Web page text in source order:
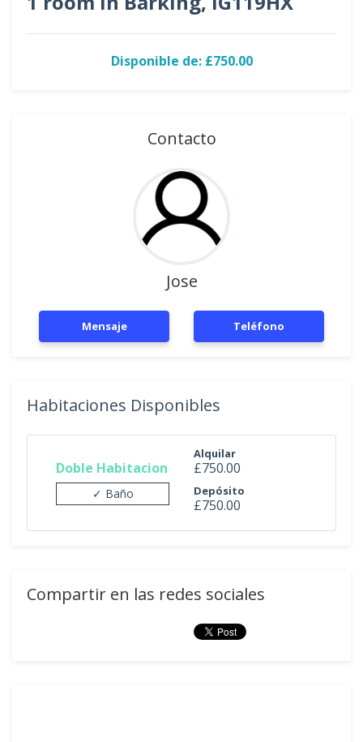
Disponible de: £750.00
Contacto
Jose
Mensaje Teléfono
Habitaciones Disponibles
Doble Habitacion
✓ Baño
Alquilar
£750.00
Depósito
£750.00
Compartir en las redes sociales